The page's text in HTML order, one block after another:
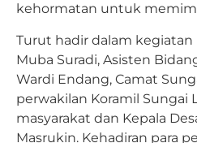
kehormatan untuk
Turut hadir dalam kegiatan
Muba Suradi, Asisten
Wardi Endang, Camat
perwakilan Koramil Sungai
masyarakat dan Kepala
Masrukin. Kehadiran para